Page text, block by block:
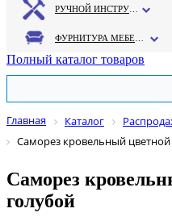
Полный каталог товаров
Главная Каталог
Саморез кровельный цветной
Саморез
голубой